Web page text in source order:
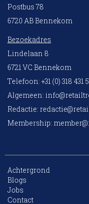
Postbus 78
6720 AB Bennekom
Bezoekadres
Lindelaan 8
6721 VC Bennekom
Telefoon: +31 (0) 318 431
Algemeen:
Redactie:
Membership:
Achtergrond
Blogs
Jobs
Contact